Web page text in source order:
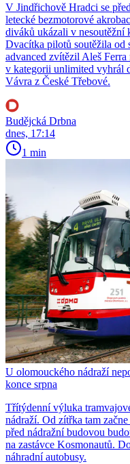
V Jindřichově Hradci se
letecké bezmotorové
diváků ukázali v nesoutěžní
Dvacítka pilotů soutěžila od
advanced zvítězil Aleš
v kategorii unlimited vyhrál
Vávra z České Třebové.
Budějcká Drbna
dnes, 17:14
1 min
U olomouckého nádraží
konce srpna
Třítýdenní výluka
nádraží. Od zítřka tam
před nádražní budovou
na zastávce Kosmonautů.
náhradní autobusy.